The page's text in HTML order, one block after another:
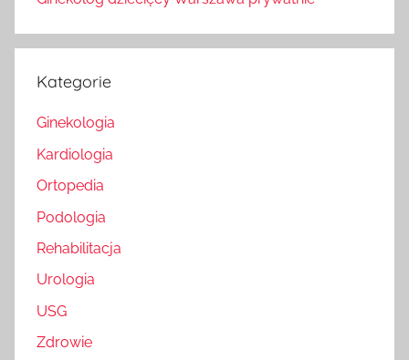
Kategorie
Ginekologia
Kardiologia
Ortopedia
Podologia
Rehabilitacja
Urologia
USG
Zdrowie